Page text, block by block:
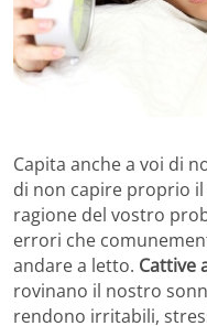
Capita anche a voi di
di non capire proprio
ragione del vostro
errori che
andare a letto. Cattive
rovinano il nostro
rendono irritabili,